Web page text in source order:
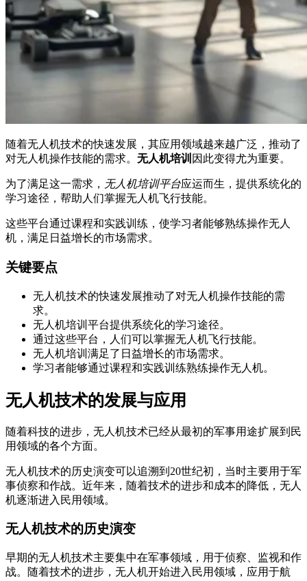
随着无人机技术的快速发展，其应用领域越来越广泛，推动了
对无人机操作技能的需求。 无人机培训 因此变得尤为重要。
为了满足这一需求， 无人机培训平台应运而生，提供系统化的
学习途径，帮助人们掌握无人机飞行技能。
这些平台通过课程和实践训练，使学习者能够熟练操作无人
机，满足日益增长的市场需求。
关键要点
无人机技术的快速发展推动了对无人机操作技能的需
求。
无人机培训平台提供系统化的学习途径。
通过这些平台，人们可以掌握无人机飞行技能。
无人机培训满足了日益增长的市场需求。
学习者能够通过课程和实践训练熟练操作无人机。
无人机技术的发展与应用
随着科技的进步，无人机技术已经从最初的军事用途扩展到民
用领域的各个方面。
无人机技术的历史演变可以追溯到20世纪初，当时主要用于军
事侦察和作战。近年来，随着技术的进步和成本的降低，无人
机逐渐进入民用领域。
无人机技术的历史演变
早期的无人机技术主要集中在军事领域，用于侦察、监视和作
战。随着技术的进步，无人机开始进入民用领域，应用于航